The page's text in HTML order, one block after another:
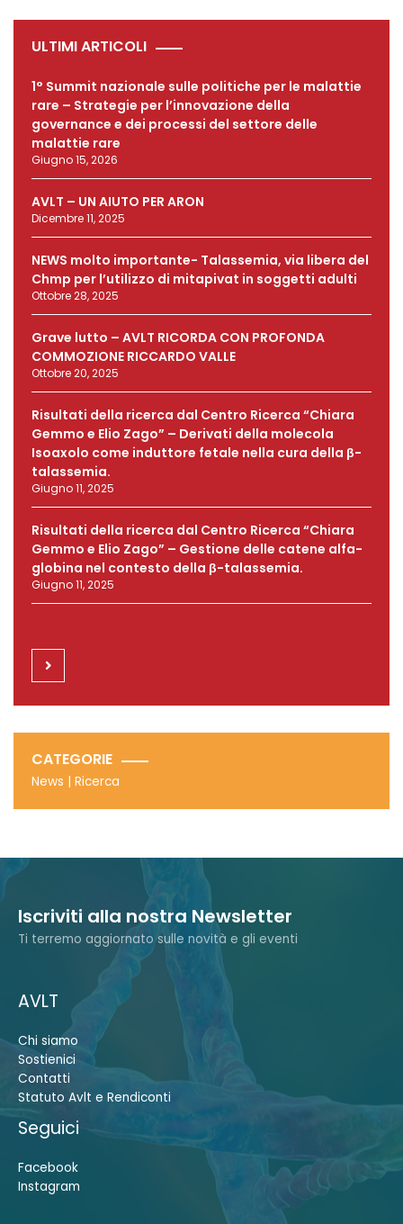
ULTIMI ARTICOLI
1° Summit nazionale sulle politiche per le malattie
rare – Strategie per l’innovazione della
governance e dei processi del settore delle
malattie rare
Giugno 15, 2026
AVLT – UN AIUTO PER ARON
Dicembre 11, 2025
NEWS molto importante- Talassemia, via libera del
Chmp per l’utilizzo di mitapivat in soggetti adulti
Ottobre 28, 2025
Grave lutto – AVLT RICORDA CON PROFONDA
COMMOZIONE RICCARDO VALLE
Ottobre 20, 2025
Risultati della ricerca dal Centro Ricerca “Chiara
Gemmo e Elio Zago” – Derivati della molecola
Isoaxolo come induttore fetale nella cura della β-
talassemia.
Giugno 11, 2025
Risultati della ricerca dal Centro Ricerca “Chiara
Gemmo e Elio Zago” – Gestione delle catene alfa-
globina nel contesto della β-talassemia.
Giugno 11, 2025
CATEGORIE
News | Ricerca
Iscriviti alla nostra Newsletter
Ti terremo aggiornato sulle novità e gli eventi
AVLT
Chi siamo
Sostienici
Contatti
Statuto Avlt e Rendiconti
Seguici
Facebook
Instagram